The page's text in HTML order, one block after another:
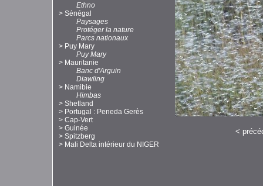
Ethno
> Sénégal
Paysages
Protéger la nature
Parcs nationaux
> Puy Mary
Puy Mary
> Mauritanie
Banc d'Arguin
Diawling
> Namibie
Himbas
> Shetland
> Portugal : Peneda Gerès
> Cap-Vert
> Guinée
> Spitzberg
> Mali Delta intérieur du NIGER
<